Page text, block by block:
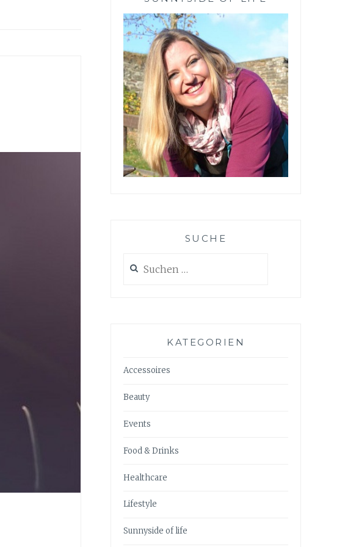
SUCHE
nach:
KATEGORIEN
Accessoires
Beauty
Events
Food & Drinks
Healthcare
Lifestyle
Sunnyside of life